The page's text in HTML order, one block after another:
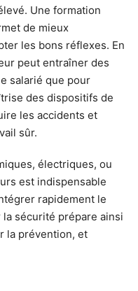
Une formation
de mieux
les bons réflexes. En
peut entraîner des
salarié que pour
des dispositifs de
les accidents et
sûr.
électriques, ou
est indispensable
rapidement le
sécurité prépare ainsi
la prévention, et